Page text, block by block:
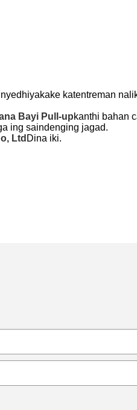
katentreman
Bayi Pull-upkanthi bahan
ing saindenging jagad.
Ltd Dina iki.